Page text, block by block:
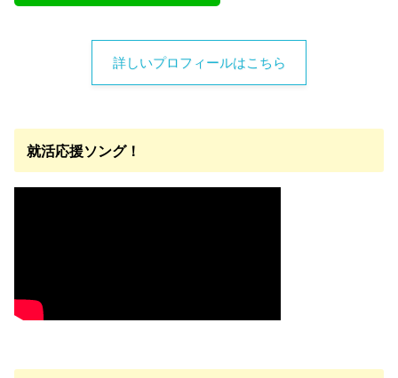
詳しいプロフィールはこちら
就活応援ソング！